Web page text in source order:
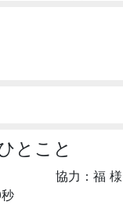
とこと
協力：福 様